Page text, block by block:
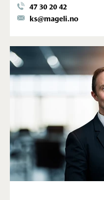
47 30 20 42
ks@mageli.no